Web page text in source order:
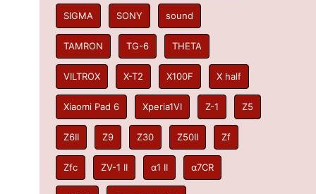
SIGMA SONY sound
TAMRON TG-6 THETA
VILTROX X-T2 X100F X half
Xiaomi Pad 6 Xperia1VI Z-1 Z5
Z6II Z9 Z30 Z50II Zf
Zfc ZV-1 II α1 II α7CR